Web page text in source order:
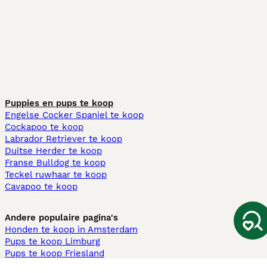
Puppies en pups te koop
Engelse Cocker Spaniel te koop
Cockapoo te koop
Labrador Retriever te koop
Duitse Herder te koop
Franse Bulldog te koop
Teckel ruwhaar te koop
Cavapoo te koop
Andere populaire pagina's
Honden te koop in Amsterdam
Pups te koop Limburg​
Pups te koop Friesland​